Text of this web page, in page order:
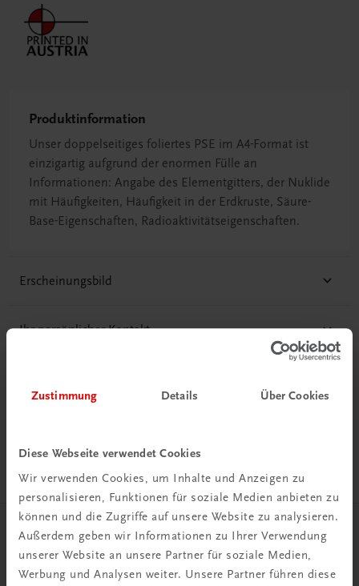
Zustimmung Details Über Cookies
Diese Webseite verwendet Cookies
Wir verwenden Cookies, um Inhalte und Anzeigen zu
personalisieren, Funktionen für soziale Medien anbieten zu
können und die Zugriffe auf unsere Website zu analysieren.
Außerdem geben wir Informationen zu Ihrer Verwendung
unserer Website an unsere Partner für soziale Medien,
Werbung und Analysen weiter. Unsere Partner führen diese
Produktinformation
Unser doppelseitiges foliertes PSE im A4-Format ist
einzigartig aufgrund der enormen Fülle an
Informationen: Angabe des Elementgitters, der Nuklide
mit Häufigkeiten, Häufigkeit in der Erdkruste, Säure-
Base-Eigenschaften, Radioaktivitätseigenschaften.
Erscheinungsbild
Ihr persönlicher Kontakt
Herzlich willkommen bei TRAUNER!